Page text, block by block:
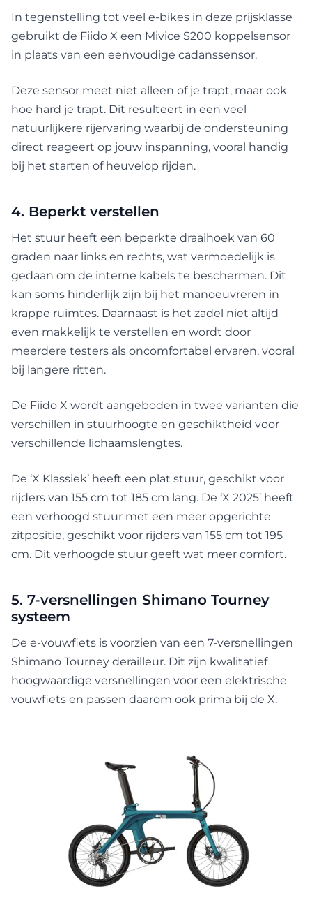
In tegenstelling tot veel e-bikes in deze prijsklasse
gebruikt de Fiido X een Mivice S200 koppelsensor
in plaats van een eenvoudige cadanssensor.
Deze sensor meet niet alleen of je trapt, maar ook
hoe hard je trapt. Dit resulteert in een veel
natuurlijkere rijervaring waarbij de ondersteuning
direct reageert op jouw inspanning, vooral handig
bij het starten of heuvelop rijden.
4. Beperkt verstellen
Het stuur heeft een beperkte draaihoek van 60
graden naar links en rechts, wat vermoedelijk is
gedaan om de interne kabels te beschermen. Dit
kan soms hinderlijk zijn bij het manoeuvreren in
krappe ruimtes. Daarnaast is het zadel niet altijd
even makkelijk te verstellen en wordt door
meerdere testers als oncomfortabel ervaren, vooral
bij langere ritten.
De Fiido X wordt aangeboden in twee varianten die
verschillen in stuurhoogte en geschiktheid voor
verschillende lichaamslengtes.
De ‘X Klassiek’ heeft een plat stuur, geschikt voor
rijders van 155 cm tot 185 cm lang. De ‘X 2025’ heeft
een verhoogd stuur met een meer opgerichte
zitpositie, geschikt voor rijders van 155 cm tot 195
cm. Dit verhoogde stuur geeft wat meer comfort.
5. 7-versnellingen Shimano Tourney
systeem
De e-vouwfiets is voorzien van een 7-versnellingen
Shimano Tourney derailleur. Dit zijn kwalitatief
hoogwaardige versnellingen voor een elektrische
vouwfiets en passen daarom ook prima bij de X.